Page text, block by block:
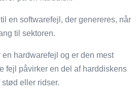
en softwarefejl, der genereres, når
til sektoren.
hardwarefejl og er den mest
fejl påvirker en del af harddiskens
stød eller ridser.